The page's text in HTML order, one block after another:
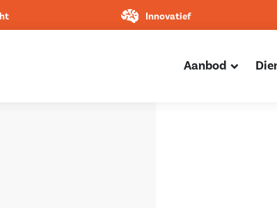
Innovatief
Aanbod